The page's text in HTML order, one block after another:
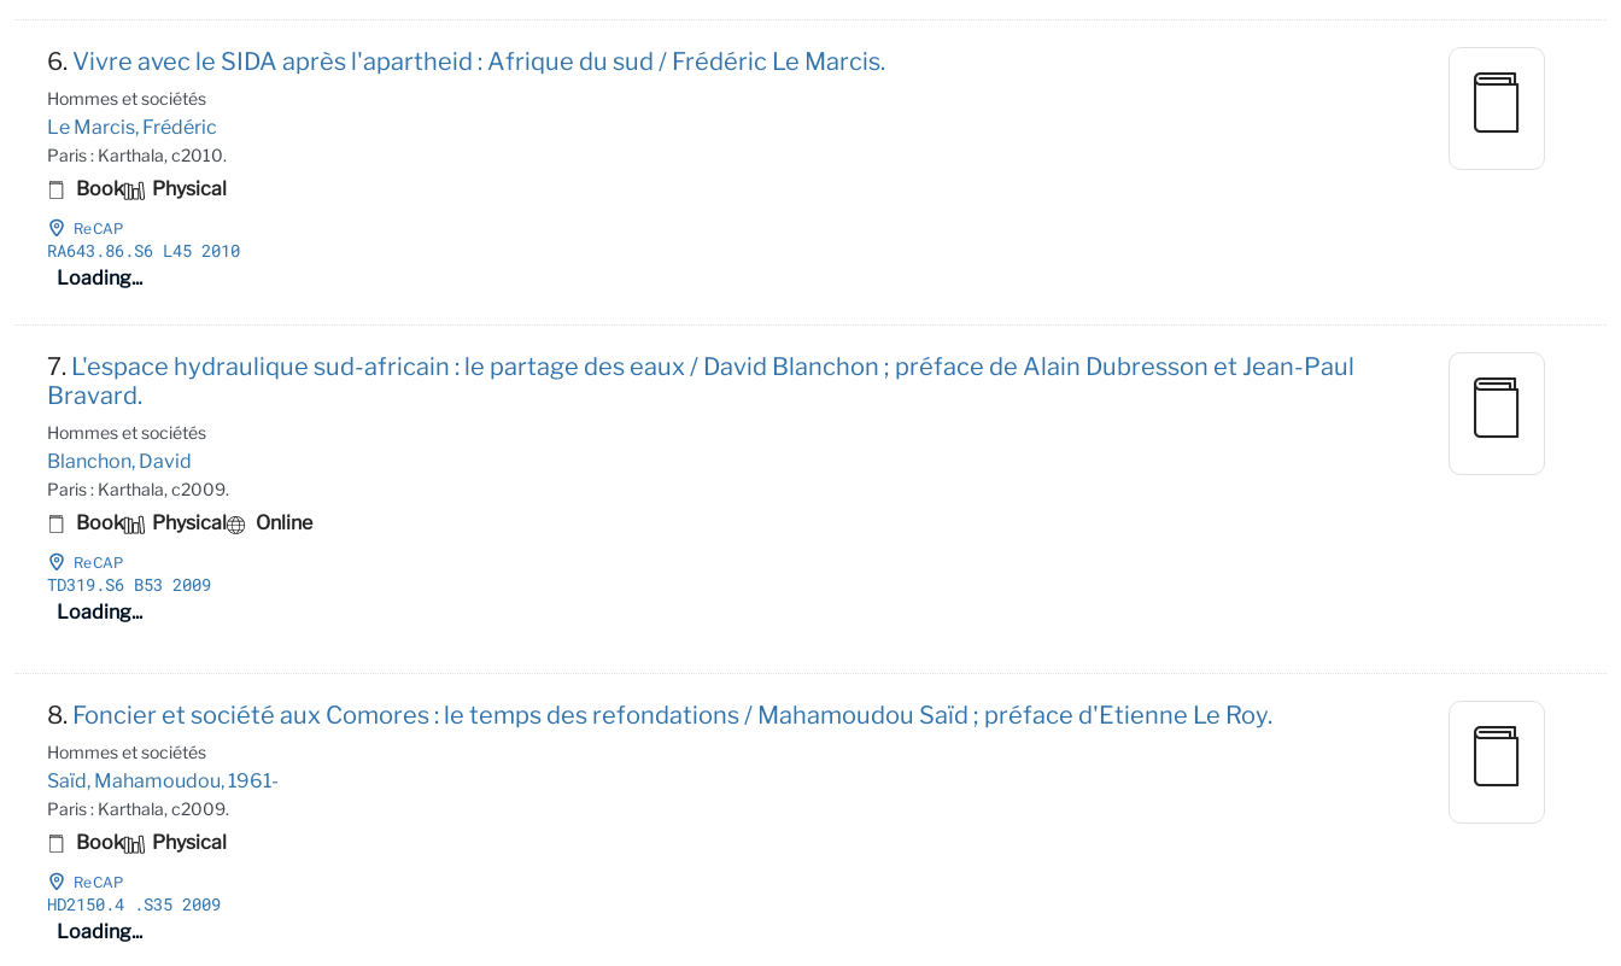
6. Vivre avec le SIDA après l'apartheid : Afrique du sud / Frédéric Le Marcis.
Hommes et sociétés
Le Marcis, Frédéric
Paris : Karthala, c2010.
Book Physical
ReCAP
RA643 .86.S6 L45 2010
Loading...
7. L'espace hydraulique sud-africain : le partage des eaux / David Blanchon ; préface de Alain Dubresson et Jean-Paul
Bravard.
Hommes et sociétés
Blanchon, David
Paris : Karthala, c2009.
Book Physical Online
ReCAP
TD319.S6 B53 2009
Loading...
8. Foncier et société aux Comores : le temps des refondations / Mahamoudou Saïd ; préface d'Etienne Le Roy.
Hommes et sociétés
Saïd, Mahamoudou, 1961-
Paris : Karthala, c2009.
Book Physical
ReCAP
HD2150.4 .S35 2009
Loading...